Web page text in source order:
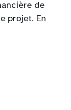
de
projet. En